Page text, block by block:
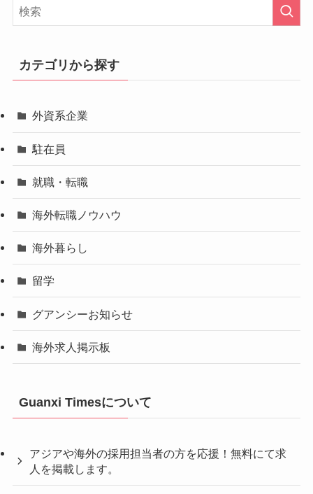
カテゴリから探す
外資系企業
駐在員
就職・転職
海外転職ノウハウ
海外暮らし
留学
グアンシーお知らせ
海外求人掲示板
Guanxi Timesについて
アジアや海外の採用担当者の方を応援！無料にて求
人を掲載します。